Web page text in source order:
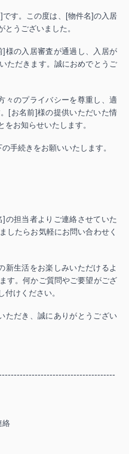
す。この度は、[物件名]の入居
うございました。
様の入居審査が通過し、入居が
ただきます。誠におめでとうご
々のプライバシーを尊重し、適
[お名前]様の提供いただいた情
お知らせいたします。
手続きをお願いいたします。
の担当者よりご連絡させていた
したらお気軽にお問い合わせく
新生活をお楽しみいただけるよ
す。何かご質問やご要望がござ
けください。
ただき、誠にありがとうござい
絡